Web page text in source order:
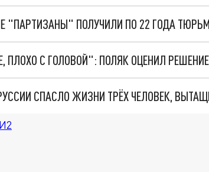
"ПАРТИЗАНЫ" ПОЛУЧИЛИ ПО 22 ГОДА
СПАСЛО ЖИЗНИ ТРЁХ ЧЕЛОВЕК,